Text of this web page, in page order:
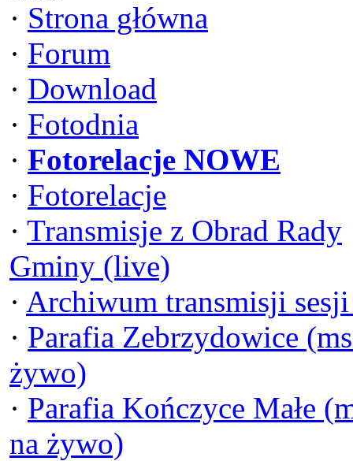
· Strona główna
· Forum
· Download
· Fotodnia
· Fotorelacje NOWE
· Fotorelacje
· Transmisje z Obrad Rady
Gminy (live)
· Archiwum transmisji
· Parafia Zebrzydowice
żywo)
· Parafia Kończyce Małe
na żywo)